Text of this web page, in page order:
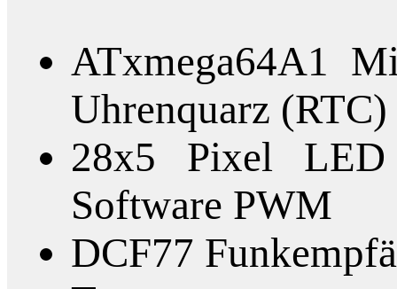
ATxmega64A1
Uhrenquarz (RTC)
28x5 Pixel LED
Software PWM
DCF77